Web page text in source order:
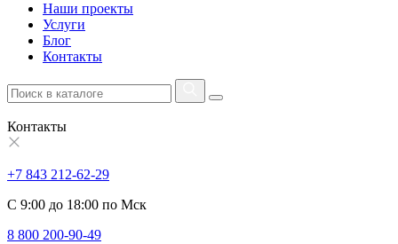
Наши проекты
Услуги
Блог
Контакты
Контакты
+7 843 212-62-29
С 9:00 до 18:00 по Мск
8 800 200-90-49